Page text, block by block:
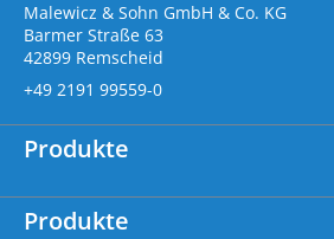
Malewicz & Sohn GmbH & Co. KG
Barmer Straße 63
42899 Remscheid
+49 2191 99559-0
Produkte
Produkte